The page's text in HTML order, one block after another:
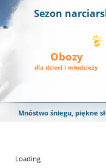
Sezon
Obozy
dla dzieci i młodzieży
Mnóstwo śniegu, piękne
Loading